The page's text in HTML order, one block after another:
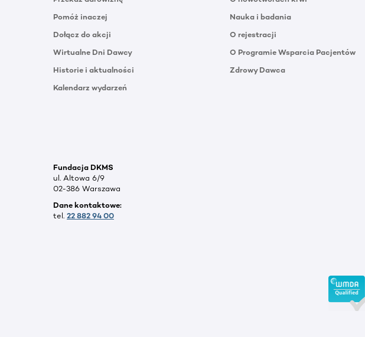
Pomóż inaczej
Dołącz do akcji
Wirtualne Dni Dawcy
Historie i aktualności
Kalendarz wydarzeń
Nauka i badania
O rejestracji
O Programie Wsparcia Pacjentów
Zdrowy Dawca
Fundacja DKMS
ul. Altowa 6/9
02-386 Warszawa
Dane kontaktowe:
tel. 22 882 94 00